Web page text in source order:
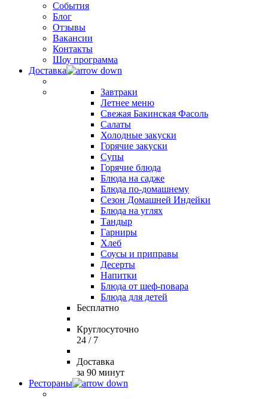
События
Блог
Отзывы
Вакансии
Контакты
Шоу программа
Доставка
Завтраки
Летнее меню
Свежая Бакинская Фасоль
Салаты
Холодные закуски
Горячие закуски
Супы
Горячие блюда
Блюда на садже
Блюда по-домашнему
Сезон Домашней Индейки
Блюда на углях
Тандыр
Гарниры
Хлеб
Соусы и приправы
Десерты
Напитки
Блюда от шеф-повара
Блюда для детей
Бесплатно
Круглосуточно
24 / 7
Доставка
за 90 минут
Рестораны